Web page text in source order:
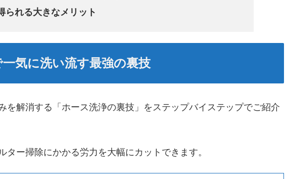
られる大きなメリット
一気に洗い流す最強の裏技
を解消する「ホース洗浄の裏技」をステップバイステップでご紹介
ター掃除にかかる労力を大幅にカットできます。